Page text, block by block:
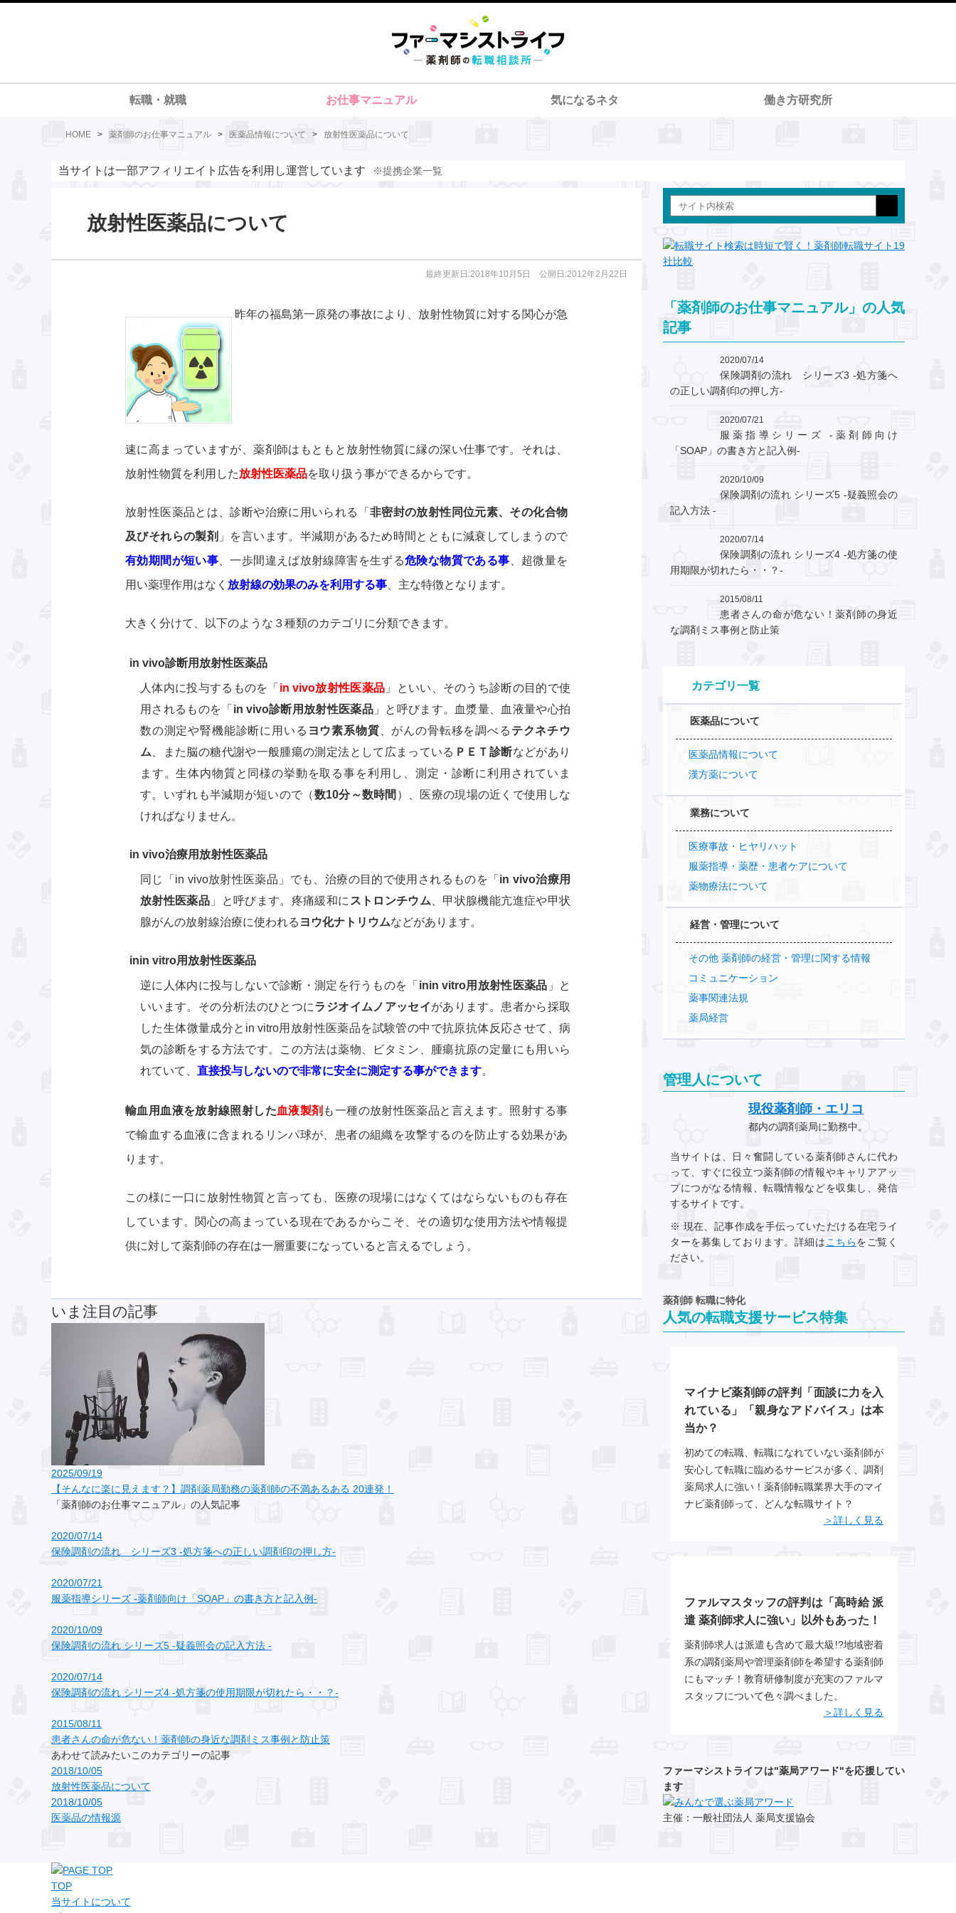
転職・就職 お仕事マニュアル 気になるネタ 働き方研究所
HOME > 薬剤師のお仕事マニュアル > 医薬品情報について > 放射性医薬品について
当サイトは一部アフィリエイト広告を利用し運営しています ※提携企業一覧
放射性医薬品について
最終更新日:2018年10月5日 公開日:2012年2月22日
昨年の福島第一原発の事故により、放射性物質に対する関心が急
速に高まっていますが、薬剤師はもともと放射性物質に縁の深い仕事です。それは、
放射性物質を利用した放射性医薬品を取り扱う事ができるからです。
放射性医薬品とは、診断や治療に用いられる「 非密封の放射性同位元素、その化合物
及びそれらの製剤 」を言います。半減期があるため時間とともに減衰してしまうので
有効期間が短い事 、一歩間違えば放射線障害を生ずる危険な物質である事 、超微量を
用い薬理作用はなく 放射線の効果のみを利用する事 、主な特徴となります。
大きく分けて、以下のような３種類のカテゴリに分類できます。
in vivo診断用放射性医薬品
人体内に投与するものを「 in vivo放射性医薬品 」といい、そのうち診断の目的で使
用されるものを「 in vivo診断用放射性医薬品」と呼びます。血漿量、血液量や心拍
数の測定や腎機能診断に用いる ヨウ素系物質 、がんの骨転移を調べる テクネチウ
ム 、また脳の糖代謝や一般腫瘍の測定法として広まっている ＰＥＴ診断などがあり
ます。生体内物質と同様の挙動を取る事を利用し、測定・診断に利用されていま
す。いずれも半減期が短いので（数10分～数時間 ）、医療の現場の近くで使用しな
ければなりません。
in vivo治療用放射性医薬品
同じ「in vivo放射性医薬品」でも、治療の目的で使用されるものを「 in vivo治療用
放射性医薬品 」と呼びます。疼痛緩和に ストロンチウム 、甲状腺機能亢進症や甲状
腺がんの放射線治療に使われる ヨウ化ナトリウムなどがあります。
inin vitro用放射性医薬品
逆に人体内に投与しないで診断・測定を行うものを「 inin vitro用放射性医薬品 」と
いいます。その分析法のひとつにラジオイムノアッセイがあります。患者から採取
した生体微量成分とin vitro用放射性医薬品を試験管の中で抗原抗体反応させて、病
気の診断をする方法です。この方法は薬物、ビタミン、腫瘍抗原の定量にも用いら
れていて、 直接投与しないので非常に安全に測定する事ができます。
輸血用血液を放射線照射した血液製剤 も一種の放射性医薬品と言えます。照射する事
で輸血する血液に含まれるリンパ球が、患者の組織を攻撃するのを防止する効果があ
ります。
この様に一口に放射性物質と言っても、医療の現場にはなくてはならないものも存在
しています。関心の高まっている現在であるからこそ、その適切な使用方法や情報提
供に対して薬剤師の存在は一層重要になっていると言えるでしょう。
いま注目の記事
2025/09/19
【そんなに楽に見えます？】調剤薬局勤務の薬剤師の不満あるある 20連発！
「薬剤師のお仕事マニュアル」の人気記事
2020/07/14
保険調剤の流れ シリーズ3 ‐処方箋への正しい調剤印の押し方‐
2020/07/21
服薬指導シリーズ ‐薬剤師向け「SOAP」の書き方と記入例‐
2020/10/09
保険調剤の流れ シリーズ5 ‐疑義照会の記入方法 ‐
2020/07/14
保険調剤の流れ シリーズ4 ‐処方箋の使用期限が切れたら・・？‐
2015/08/11
患者さんの命が危ない！薬剤師の身近な調剤ミス事例と防止策
あわせて読みたいこのカテゴリーの記事
2018/10/05
放射性医薬品について
2018/10/05
医薬品の情報源
「薬剤師のお仕事マニュアル」の人気
記事
2020/07/14
保険調剤の流れ シリーズ3 ‐処方箋へ
の正しい調剤印の押し方‐
2020/07/21
服薬指導シリーズ ‐薬剤師向け
「SOAP」の書き方と記入例‐
2020/10/09
保険調剤の流れ シリーズ5 ‐疑義照会の
記入方法 ‐
2020/07/14
保険調剤の流れ シリーズ4 ‐処方箋の使
用期限が切れたら・・？‐
2015/08/11
患者さんの命が危ない！薬剤師の身近
な調剤ミス事例と防止策
カテゴリ一覧
医薬品について
医薬品情報について
漢方薬について
業務について
医療事故・ヒヤリハット
服薬指導・薬歴・患者ケアについて
薬物療法について
経営・管理について
その他 薬剤師の経営・管理に関する情報
コミュニケーション
薬事関連法規
薬局経営
管理人について
現役薬剤師・エリコ
都内の調剤薬局に勤務中。
当サイトは、日々奮闘している薬剤師さんに代わ
って、すぐに役立つ薬剤師の情報やキャリアアッ
プにつがなる情報、転職情報などを収集し、発信
するサイトです。
※ 現在、記事作成を手伝っていただける在宅ライ
ターを募集しております。詳細は こちらをご覧く
ださい。
薬剤師 転職に特化
人気の転職支援サービス特集
マイナビ薬剤師の評判「面談に力を入
れている」「親身なアドバイス」は本
当か？
初めての転職、転職になれていない薬剤師が
安心して転職に臨めるサービスが多く、調剤
薬局求人に強い！薬剤師転職業界大手のマイ
ナビ薬剤師って、どんな転職サイト？
＞詳しく見る
ファルマスタッフの評判は「高時給 派
遣 薬剤師求人に強い」以外もあった！
薬剤師求人は派遣も含めて最大級!?地域密着
系の調剤薬局や管理薬剤師を希望する薬剤師
にもマッチ！教育研修制度が充実のファルマ
スタッフについて色々調べました。
＞詳しく見る
ファーマシストライフは"薬局アワード"を応援してい
ます
主催：一般社団法人 薬局支援協会
TOP
当サイトについて